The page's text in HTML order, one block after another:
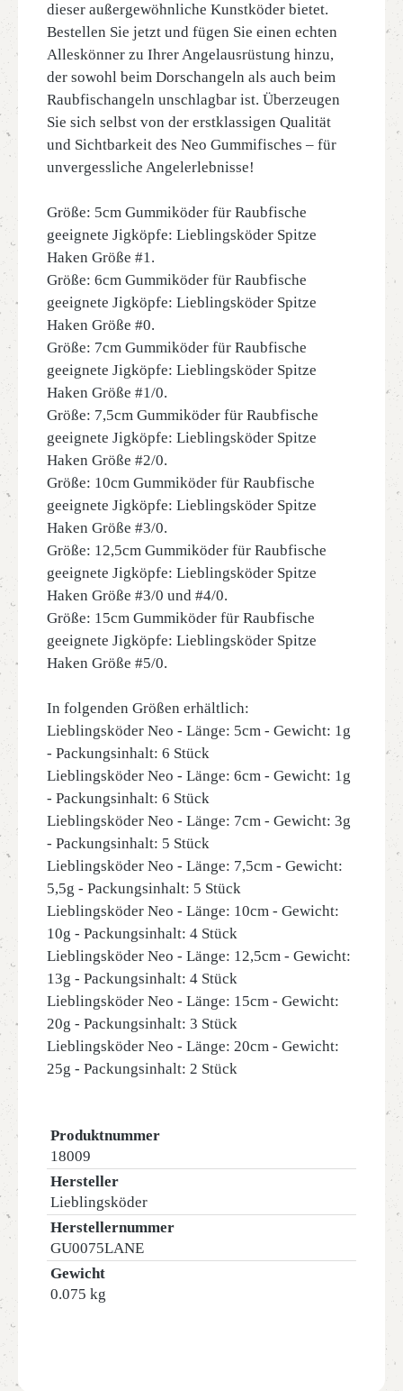
dieser außergewöhnliche Kunstköder bietet.
Bestellen Sie jetzt und fügen Sie einen echten
Alleskönner zu Ihrer Angelausrüstung hinzu,
der sowohl beim Dorschangeln als auch beim
Raubfischangeln unschlagbar ist. Überzeugen
Sie sich selbst von der erstklassigen Qualität
und Sichtbarkeit des Neo Gummifisches – für
unvergessliche Angelerlebnisse!
Größe: 5cm Gummiköder für Raubfische
geeignete Jigköpfe: Lieblingsköder Spitze
Haken Größe #1.
Größe: 6cm Gummiköder für Raubfische
geeignete Jigköpfe: Lieblingsköder Spitze
Haken Größe #0.
Größe: 7cm Gummiköder für Raubfische
geeignete Jigköpfe: Lieblingsköder Spitze
Haken Größe #1/0.
Größe: 7,5cm Gummiköder für Raubfische
geeignete Jigköpfe: Lieblingsköder Spitze
Haken Größe #2/0.
Größe: 10cm Gummiköder für Raubfische
geeignete Jigköpfe: Lieblingsköder Spitze
Haken Größe #3/0.
Größe: 12,5cm Gummiköder für Raubfische
geeignete Jigköpfe: Lieblingsköder Spitze
Haken Größe #3/0 und #4/0.
Größe: 15cm Gummiköder für Raubfische
geeignete Jigköpfe: Lieblingsköder Spitze
Haken Größe #5/0.
In folgenden Größen erhältlich:
Lieblingsköder Neo - Länge: 5cm - Gewicht: 1g
- Packungsinhalt: 6 Stück
Lieblingsköder Neo - Länge: 6cm - Gewicht: 1g
- Packungsinhalt: 6 Stück
Lieblingsköder Neo - Länge: 7cm - Gewicht: 3g
- Packungsinhalt: 5 Stück
Lieblingsköder Neo - Länge: 7,5cm - Gewicht:
5,5g - Packungsinhalt: 5 Stück
Lieblingsköder Neo - Länge: 10cm - Gewicht:
10g - Packungsinhalt: 4 Stück
Lieblingsköder Neo - Länge: 12,5cm - Gewicht:
13g - Packungsinhalt: 4 Stück
Lieblingsköder Neo - Länge: 15cm - Gewicht:
20g - Packungsinhalt: 3 Stück
Lieblingsköder Neo - Länge: 20cm - Gewicht:
25g - Packungsinhalt: 2 Stück
Produktnummer
18009
Hersteller
Lieblingsköder
Herstellernummer
GU0075LANE
Gewicht
0.075 kg